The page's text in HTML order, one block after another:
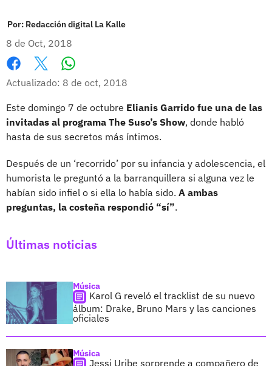
Por: Redacción digital La Kalle
8 de Oct, 2018
Facebook
X
Actualizado: 8 de oct, 2018
Este domingo 7 de octubre Elianis Garrido fue una de las
invitadas al programa The Suso’s Show, donde habló
hasta de sus secretos más íntimos.
Después de un ‘recorrido’ por su infancia y adolescencia, el
humorista le preguntó a la barranquillera si alguna vez le
habían sido infiel o si ella lo había sido. A ambas
preguntas, la costeña respondió “sí”.
Últimas noticias
Música
Karol G reveló el tracklist de su nuevo
álbum: Drake, Bruno Mars y las canciones
oficiales
Música
Jessi Uribe sorprende a compañero de